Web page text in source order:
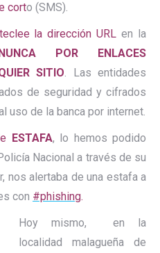
corto (SMS).
teclee la dirección URL en la
POR ENLACES
SITIO. Las entidades
de seguridad y cifrados
uso de la banca por internet.
ESTAFA, lo hemos podido
Nacional a través de su
nos alertaba de una estafa a
con #phishing.
Hoy mismo, en la
localidad malagueña de